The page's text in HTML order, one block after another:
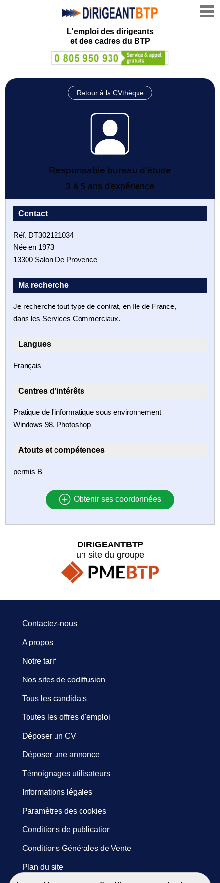
L'emploi des dirigeants
et des cadres du BTP
Retour à la CVthèque
Responsable bureau d'étude
3 à 5 ans d'expérience
Contact
Réf. DT302121034
Née en 1973
13300 Salon De Provence
Ma recherche
Je recherche tout type de contrat, en Ile de France,
dans les Services Commerciaux.
Langues
Français
Centres d'intérêts
Pratique de l'informatique sous environnement
Windows 98, Photoshop
Atouts et compétences
permis B
Obtenir ses coordonnées
DIRIGEANTBTP
un site du groupe
Contactez-nous
A propos
Notre tarif
Nos sites de codiffusion
Tous les candidats
Toutes les offres d'emploi
Déposer un CV
Déposer une annonce
Témoignages utilisateurs
Informations légales
Paramètres des cookies
Conditions de publication
Conditions Générales de Vente
Plan du site